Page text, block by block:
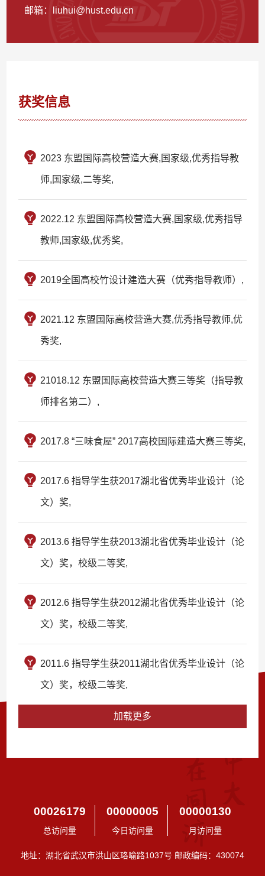
邮箱：
liuhui@hust.edu.cn
获奖信息
2023 东盟国际高校营造大赛,国家级,优秀指导教
师,国家级,二等奖,
2022.12 东盟国际高校营造大赛,国家级,优秀指导
教师,国家级,优秀奖,
2019全国高校竹设计建造大赛（优秀指导教师）,
2021.12 东盟国际高校营造大赛,优秀指导教师,优
秀奖,
21018.12 东盟国际高校营造大赛三等奖（指导教
师排名第二）,
2017.8 “三味食屋” 2017高校国际建造大赛三等奖,
2017.6 指导学生获2017湖北省优秀毕业设计（论
文）奖,
2013.6 指导学生获2013湖北省优秀毕业设计（论
文）奖，校级二等奖,
2012.6 指导学生获2012湖北省优秀毕业设计（论
文）奖，校级二等奖,
2011.6 指导学生获2011湖北省优秀毕业设计（论
文）奖，校级二等奖,
加载更多
00026179
总访问量
00000005
今日访问量
00000130
月访问量
地址：湖北省武汉市洪山区珞喻路1037号 邮政编码：430074